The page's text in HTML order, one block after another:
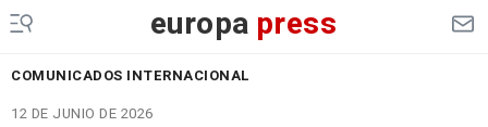
europa press
COMUNICADOS INTERNACIONAL
12 DE JUNIO DE 2026